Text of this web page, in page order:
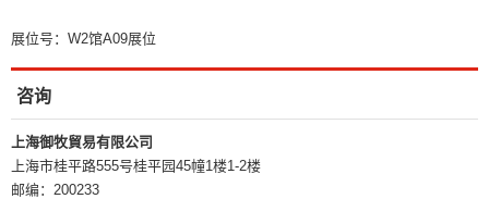
展位号：W2馆A09展位
咨询
上海御牧貿易有限公司
上海市桂平路555号桂平园45幢1楼1-2楼
邮编：200233